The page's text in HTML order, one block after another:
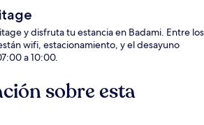
y disfruta tu estancia en Badami. Entre los
wifi, estacionamiento, y el desayuno
a 10:00.
sobre esta